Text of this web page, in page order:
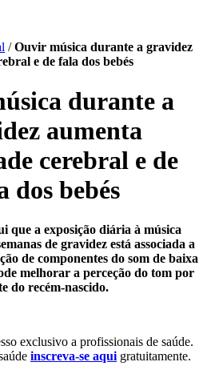
/Ouvir música durante a gravidez
e de fala dos bebés
durante a
aumenta
cerebral e de
dos bebés
que a exposição diária à música
de gravidez está associada a
de componentes do som de baixa
melhorar a perceção do tom por
do recém-nascido.
exclusivo a profissionais de saúde.
inscreva-se aqui gratuitamente.